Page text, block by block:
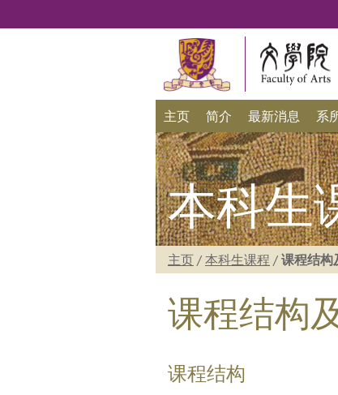
主页 简介 最新消息 系
本科生
主页 / 本科生课程 / 课程结构
课程结构
课程结构